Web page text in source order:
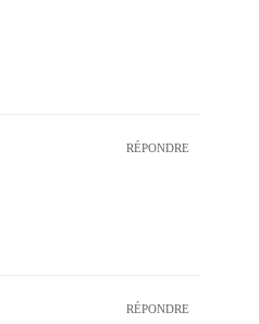
RÉPONDRE
RÉPONDRE